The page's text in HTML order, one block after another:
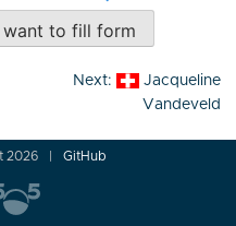
want to fill form
Next:
Jacqueline
Vandeveld
2026 GitHub